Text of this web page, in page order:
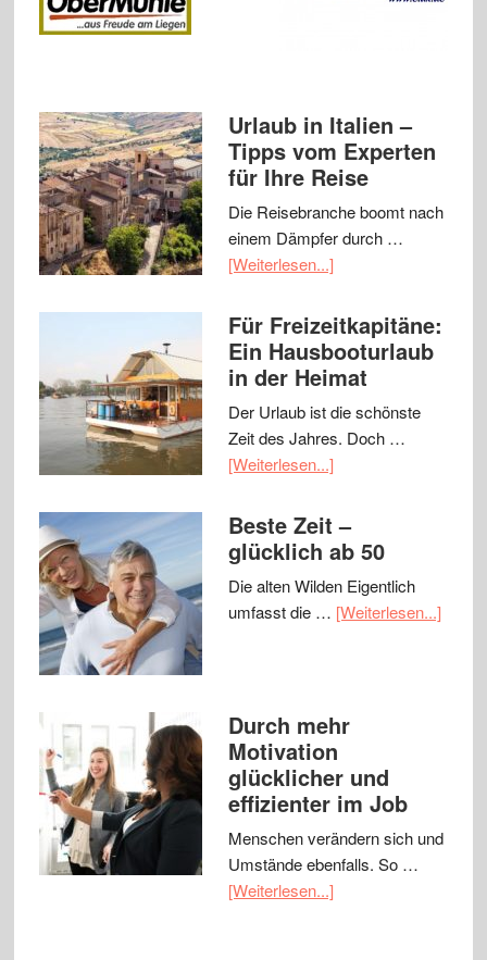
Urlaub in Italien –
Tipps vom Experten
für Ihre Reise
Die Reisebranche boomt nach
einem Dämpfer durch …
[Weiterlesen...]
Für Freizeitkapitäne:
Ein Hausbooturlaub
in der Heimat
Der Urlaub ist die schönste
Zeit des Jahres. Doch …
[Weiterlesen...]
Beste Zeit –
glücklich ab 50
Die alten Wilden Eigentlich
umfasst die … [Weiterlesen...]
Durch mehr
Motivation
glücklicher und
effizienter im Job
Menschen verändern sich und
Umstände ebenfalls. So …
[Weiterlesen...]